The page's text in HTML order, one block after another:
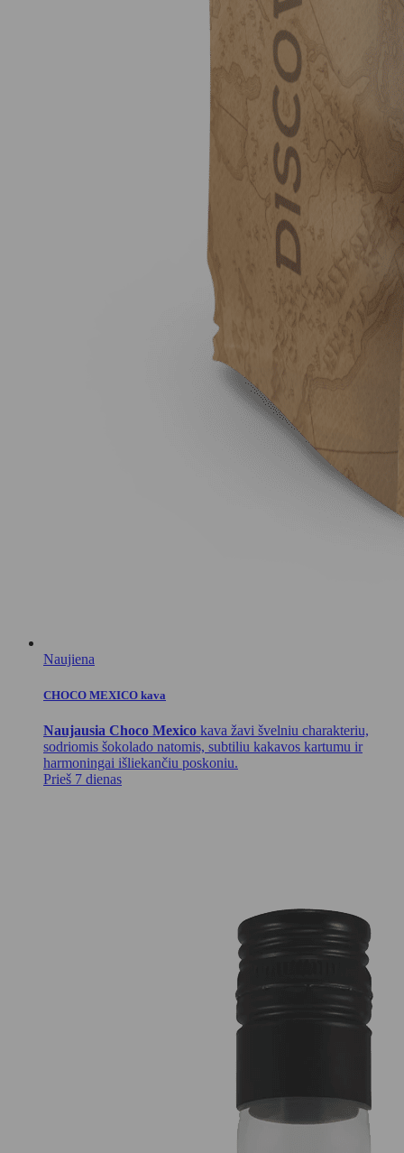
Naujiena
CHOCO MEXICO kava
Naujausia Choco Mexico kava žavi švelniu charakteriu,
sodriomis šokolado natomis, subtiliu kakavos kartumu ir
harmoningai išliekančiu poskoniu.
Prieš 7 dienas